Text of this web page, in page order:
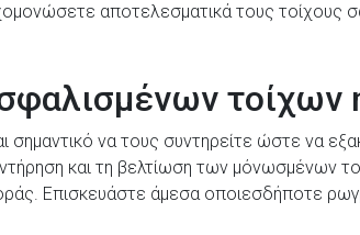
αποτελεσματικά τους τοίχους
να τους συντηρείτε ώστε να
και τη βελτίωση των μόνωσμένων
Επισκευάστε άμεσα οποιεσδήποτε